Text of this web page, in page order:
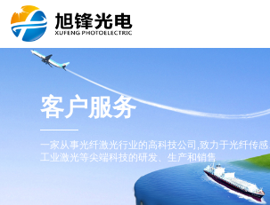
客户服务
一家从事光纤激光行业的高科技公司,致力于光纤传
工业激光等尖端科技的研发、生产和销售